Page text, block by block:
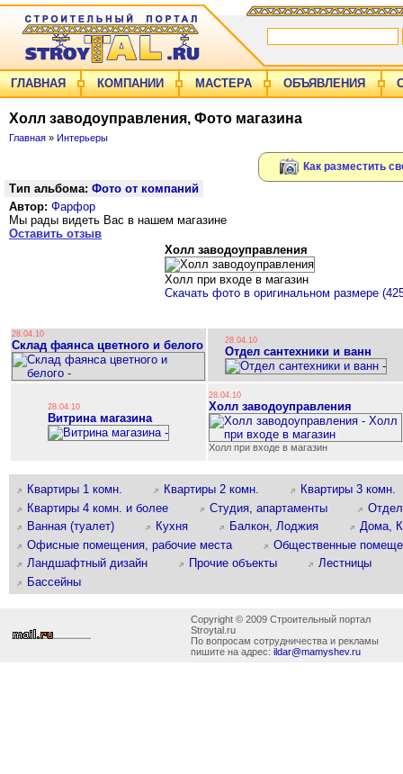
ГЛАВНАЯ КОМПАНИИ МАСТЕРА ОБЪЯВЛЕНИЯ
Холл заводоуправления, Фото магазина
Главная » Интерьеры
Как разместить
Тип альбома: Фото от компаний
Автор: Фарфор
Мы рады видеть Вас в нашем магазине
Оставить отзыв
Холл заводоуправления
Холл при входе в магазин
Скачать фото в оригинальном размере
28.04.10
Склад фаянса цветного и белого 28.04.10
Отдел сантехники и ванн
28.04.10
Витрина магазина
28.04.10
Холл заводоуправления
Холл при входе в магазин
Квартиры 1 комн. Квартиры 2 комн.
Квартиры 3 комн.
Квартиры 4 комн. и более
Студия, апартаменты
Ванная (туалет)
Кухня Балкон, Лоджия
Дома,
Офисные помещения, рабочие места
Общественные
Ландшафтный дизайн
Прочие объекты
Лестницы
Бассейны
Copyright © 2009 Строительный портал
Stroytal.ru
По вопросам сотрудничества и рекламы
пишите на адрес: ildar@mamyshev.ru